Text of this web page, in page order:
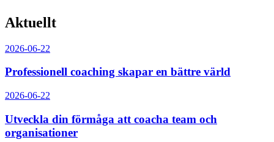
Aktuellt
2026-06-22
Professionell coaching skapar en bättre värld
2026-06-22
Utveckla din förmåga att coacha team och
organisationer